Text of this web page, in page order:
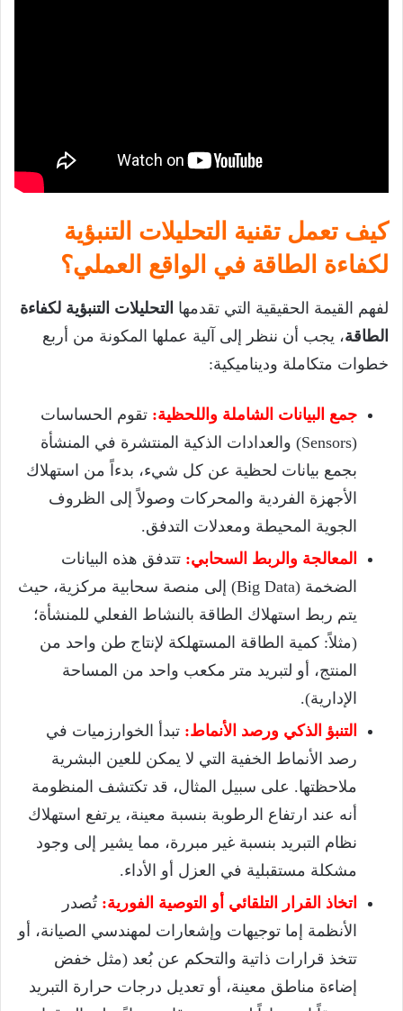
كيف تعمل تقنية التحليلات التنبؤية
لكفاءة الطاقة في الواقع العملي؟
لفهم القيمة الحقيقية التي تقدمها التحليلات التنبؤية لكفاءة
الطاقة، يجب أن ننظر إلى آلية عملها المكونة من أربع
خطوات متكاملة وديناميكية:
جمع البيانات الشاملة واللحظية: تقوم الحساسات
(Sensors) والعدادات الذكية المنتشرة في المنشأة
بجمع بيانات لحظية عن كل شيء، بدءاً من استهلاك
الأجهزة الفردية والمحركات وصولاً إلى الظروف
الجوية المحيطة ومعدلات التدفق.
المعالجة والربط السحابي: تتدفق هذه البيانات
الضخمة (Big Data) إلى منصة سحابية مركزية، حيث
يتم ربط استهلاك الطاقة بالنشاط الفعلي للمنشأة؛
(مثلاً: كمية الطاقة المستهلكة لإنتاج طن واحد من
المنتج، أو لتبريد متر مكعب واحد من المساحة
الإدارية).
التنبؤ الذكي ورصد الأنماط: تبدأ الخوارزميات في
رصد الأنماط الخفية التي لا يمكن للعين البشرية
ملاحظتها. على سبيل المثال، قد تكتشف المنظومة
أنه عند ارتفاع الرطوبة بنسبة معينة، يرتفع استهلاك
نظام التبريد بنسبة غير مبررة، مما يشير إلى وجود
مشكلة مستقبلية في العزل أو الأداء.
اتخاذ القرار التلقائي أو التوصية الفورية: تُصدر
الأنظمة إما توجيهات وإشعارات لمهندسي الصيانة، أو
تتخذ قرارات ذاتية والتحكم عن بُعد (مثل خفض
إضاءة مناطق معينة، أو تعديل درجات حرارة التبريد